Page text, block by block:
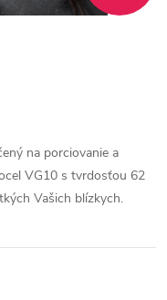
na porciovanie a
VG10 s tvrdosťou 62
Vašich blízkych.